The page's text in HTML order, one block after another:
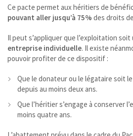
Ce pacte permet aux héritiers de
pouvant aller jusqu’à 75% des droits
Il peut s’appliquer que l’exploitation soit
entreprise individuelle. Il existe
pouvoir profiter de ce dispositif :
Que le donateur ou le légataire soit
depuis au moins deux ans.
Que l’héritier s’engage à conserver
moins quatre ans.